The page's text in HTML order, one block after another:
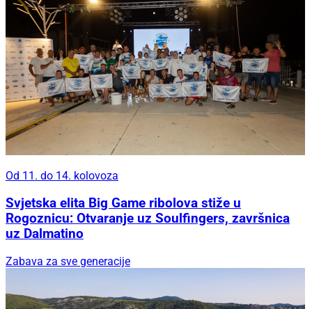
Od 11. do 14. kolovoza
Svjetska elita Big Game ribolova stiže u
Rogoznicu: Otvaranje uz Soulfingers, završnica
uz Dalmatino
Zabava za sve generacije